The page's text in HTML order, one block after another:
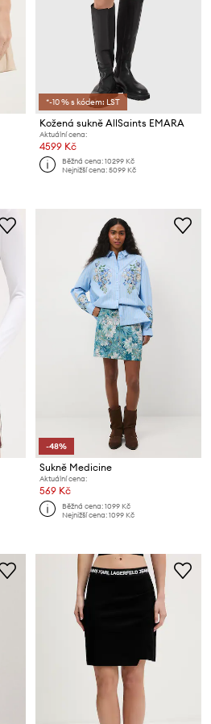
*-10 % s kódem: LST
Kožená sukně AllSaints EMARA
Aktuální cena:
4599 Kč
Běžná cena:10299 Kč
Nejnižší cena:5099 Kč
-48%
Sukně Medicine
Aktuální cena:
569 Kč
Běžná cena:1099 Kč
Nejnižší cena:1099 Kč